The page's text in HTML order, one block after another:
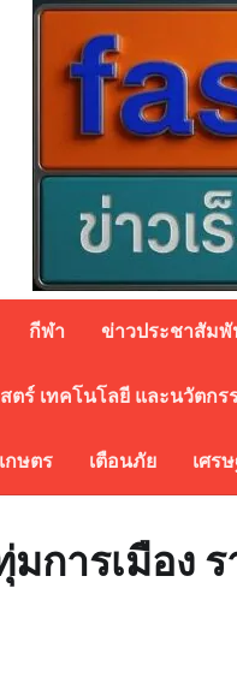
กีฬา ข่าวประชาสัมพั
ตร์ เทคโนโลยี และนวัตกร
เกษตร เตือนภัย เศร
การเมือง